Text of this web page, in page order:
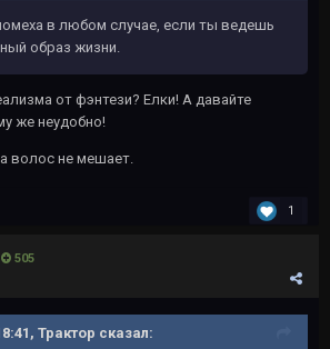
в любом случае, если ты ведешь
образ жизни.
от фэнтези? Елки! А давайте
же неудобно!
волос не мешает.
1
505
Трактор сказал: